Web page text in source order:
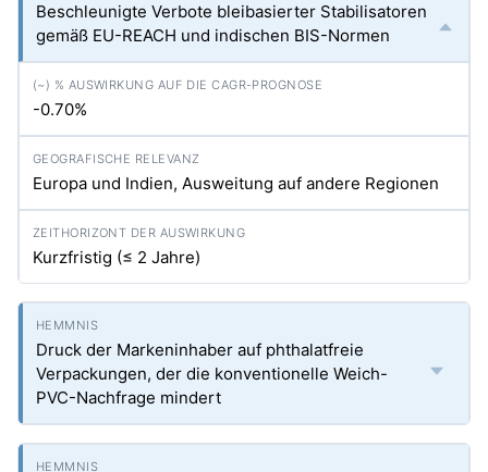
Beschleunigte Verbote bleibasierter Stabilisatoren
gemäß EU-REACH und indischen BIS-Normen
-0.70%
Europa und Indien, Ausweitung auf andere Regionen
Kurzfristig (≤ 2 Jahre)
Druck der Markeninhaber auf phthalatfreie
Verpackungen, der die konventionelle Weich-
PVC-Nachfrage mindert